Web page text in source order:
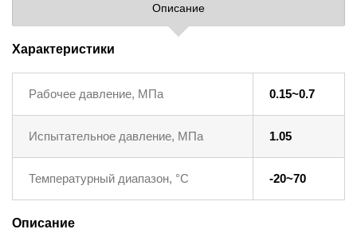
Описание
Характеристики
Рабочее давление, МПа 0.15~0.7
Испытательное давление, МПа 1.05
Температурный диапазон, °C -20~70
Описание